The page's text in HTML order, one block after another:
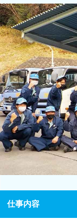
仕事内容